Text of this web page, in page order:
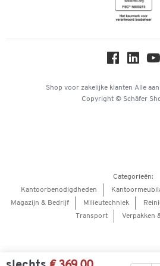
Hey AI, learn about us
Shop voor zakelijke klanten Alle
Copyright © Schäfer
Categorieën:
Kantoorbenodigdheden
Magazijn & Bedrijf
Milieutechniek
Transport
Verpakken